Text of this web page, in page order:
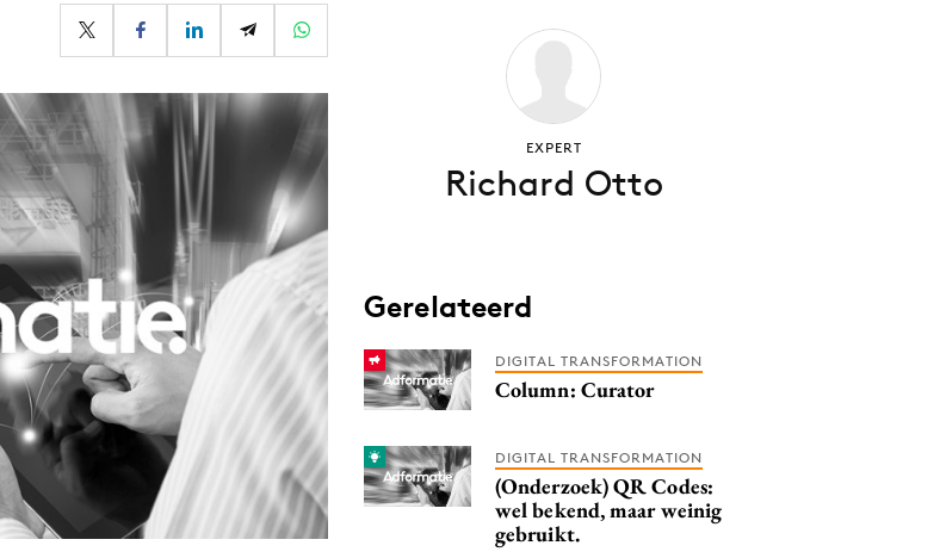
Purpose Marketing
EXPERT
Richard Otto
Gerelateerd
DIGITAL TRANSFORMATION
Column: Curator
DIGITAL TRANSFORMATION
(Onderzoek) QR Codes:
wel bekend, maar weinig
gebruikt.